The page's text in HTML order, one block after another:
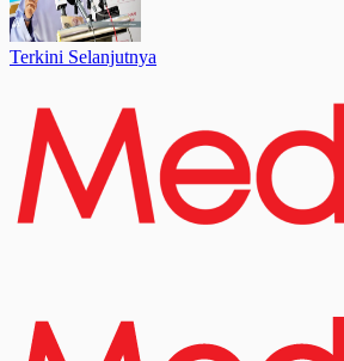
Terkini Selanjutnya